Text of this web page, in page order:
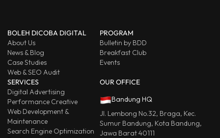
BOLEH DICOBA DIGITAL
About Us
News & Blog
Case Studies
Web & SEO Audit
PROGRAM
Bulletin by BDD
Breakfast Club
Events
SERVICES
Digital Advertising
Performance Creative
Web Development &
Maintenance
Search Engine Optimization
OUR OFFICE
Bandung HQ
Jl. Lembong No.32, Braga, Kec.
Sumur Bandung, Kota Bandung,
Jawa Barat 40111